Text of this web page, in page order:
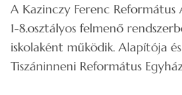
A Kazinczy Ferenc Református
1-8.osztályos felmenő
iskolaként működik. Alapítója
Tiszáninneni Református